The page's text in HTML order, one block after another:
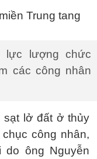
lực lượng chức
các công nhân
sạt lở đất ở thủy
công nhân,
do ông Nguyễn